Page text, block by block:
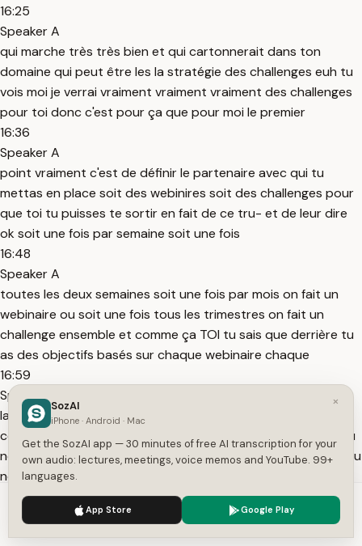
16:25
Speaker A
qui marche très très bien et qui cartonnerait dans ton
domaine qui peut être les la stratégie des challenges euh tu
vois moi je verrai vraiment vraiment vraiment des challenges
pour toi donc c'est pour ça que pour moi le premier
16:36
Speaker A
point vraiment c'est de définir le partenaire avec qui tu
mettas en place soit des webinires soit des challenges pour
que toi tu puisses te sortir en fait de ce tru- et de leur dire
ok soit une fois par semaine soit une fois
16:48
Speaker A
toutes les deux semaines soit une fois par mois on fait un
webinaire ou soit une fois tous les trimestres on fait un
challenge ensemble et comme ça TOI tu sais que derrière tu
as des objectifs basés sur chaque webinaire chaque
16:59
Speaker A
lancement chaque challenge et donc tu fais rentrer un
certain nombre de clients mais tu ne t'occupes pas de ça tu
ne fais pas le copy tu ne fais pas la tu ne fais pas les slid tu tu
ne fais
17:06
Speaker A
rien et tu as déjà une agence qui gère ça ça va coûter entre
We use cookies to enhance your experience.
×
SozAI
iPhone · Android · Mac
Get the SozAI app — 30 minutes of free AI transcription for your
own audio: lectures, meetings, voice memos and YouTube. 99+
languages.
App Store Google Play